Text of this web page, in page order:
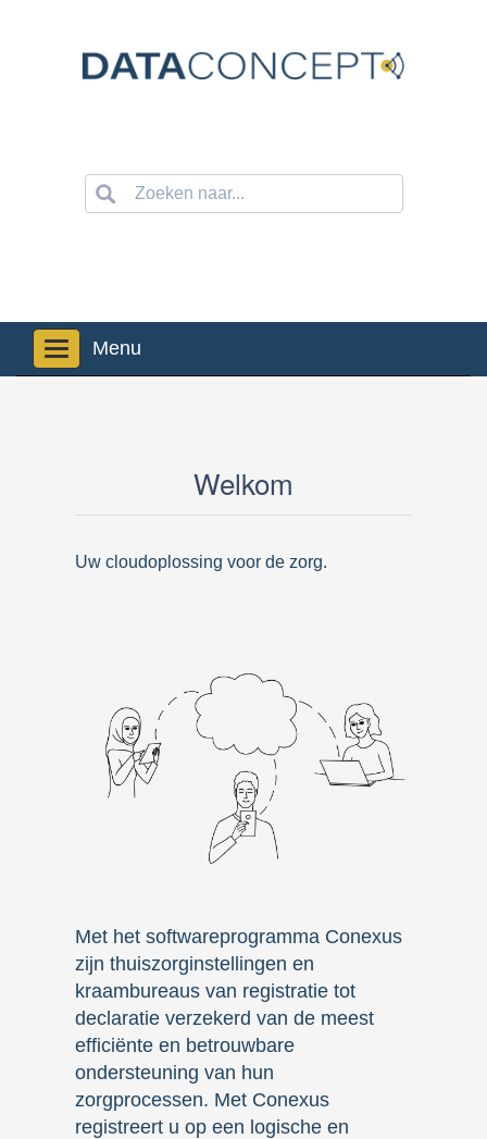
Navigation
Welkom
Uw cloudoplossing voor de zorg.
Met het softwareprogramma Conexus
zijn thuiszorginstellingen en
kraambureaus van registratie tot
declaratie verzekerd van de meest
efficiënte en betrouwbare
ondersteuning van hun
zorgprocessen. Met Conexus
registreert u op een logische en